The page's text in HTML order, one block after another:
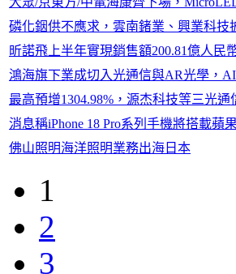
磷化銦供不應求，雲南鍺業、興業科技
昕諾飛上半年實現銷售額200.81億人民
鴻海旗下業成切入光通信與AR光學，
最高預增1304.98%，源杰科技等三光
消息稱iPhone 18 Pro系列手機將搭載蘋
佛山照明海洋照明業務出海日本
1
2
3